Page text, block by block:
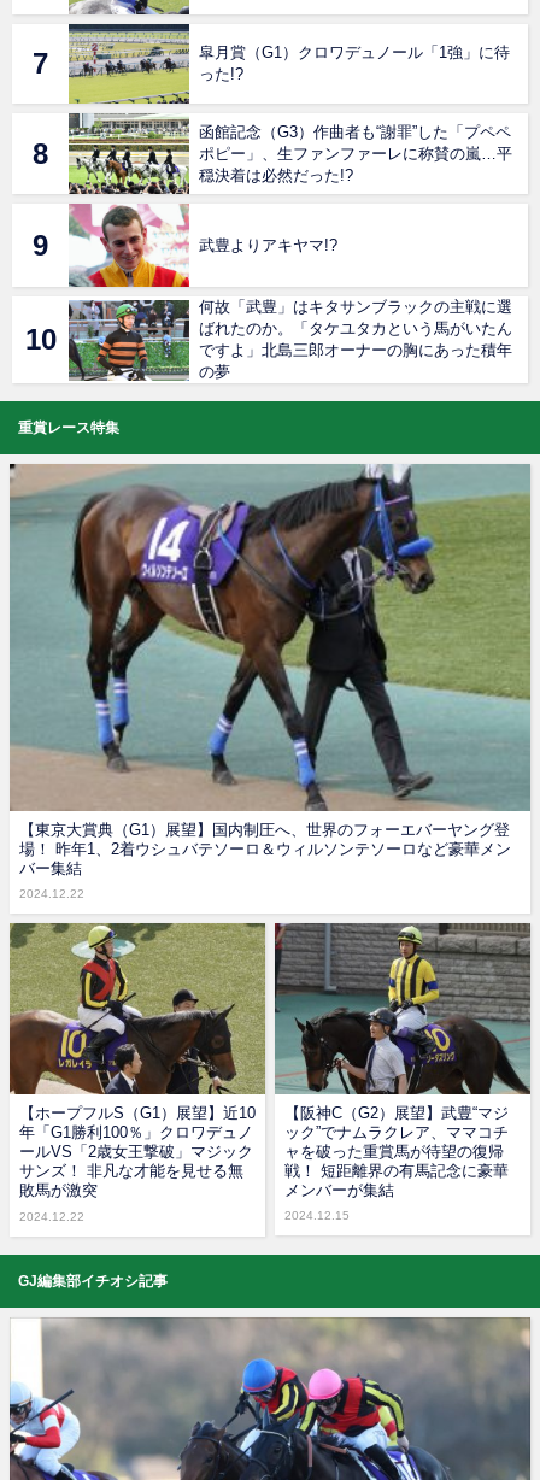
皐月賞（G1）クロワデュノール「1強」に待
った!?
函館記念（G3）作曲者も“謝罪”した「プペペ
ポピー」、生ファンファーレに称賛の嵐…平
穏決着は必然だった!?
武豊よりアキヤマ!?
何故「武豊」はキタサンブラックの主戦に選
ばれたのか。「タケユタカという馬がいたん
ですよ」北島三郎オーナーの胸にあった積年
の夢
重賞レース特集
【東京大賞典（G1）展望】国内制圧へ、世界のフォーエバーヤング登
場！ 昨年1、2着ウシュバテソーロ＆ウィルソンテソーロなど豪華メン
バー集結
2024.12.22
【ホープフルS（G1）展望】近10
年「G1勝利100％」クロワデュノ
ールVS「2歳女王撃破」マジック
サンズ！ 非凡な才能を見せる無
敗馬が激突
2024.12.22
【阪神C（G2）展望】武豊“マジ
ック”でナムラクレア、ママコチ
ャを破った重賞馬が待望の復帰
戦！ 短距離界の有馬記念に豪華
メンバーが集結
2024.12.15
GJ編集部イチオシ記事